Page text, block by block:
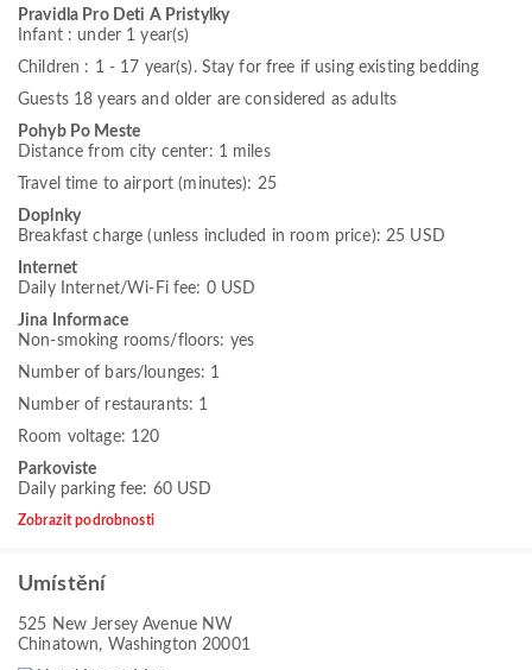
Pravidla Pro Deti A Pristylky
Infant : under 1 year(s)
Children : 1 - 17 year(s). Stay for free if using existing bedding
Guests 18 years and older are considered as adults
Pohyb Po Meste
Distance from city center: 1 miles
Travel time to airport (minutes): 25
Doplnky
Breakfast charge (unless included in room price): 25 USD
Internet
Daily Internet/Wi-Fi fee: 0 USD
Jina Informace
Non-smoking rooms/floors: yes
Number of bars/lounges: 1
Number of restaurants: 1
Room voltage: 120
Parkoviste
Daily parking fee: 60 USD
Zobrazit podrobnosti
Umístění
525 New Jersey Avenue NW
Chinatown, Washington 20001